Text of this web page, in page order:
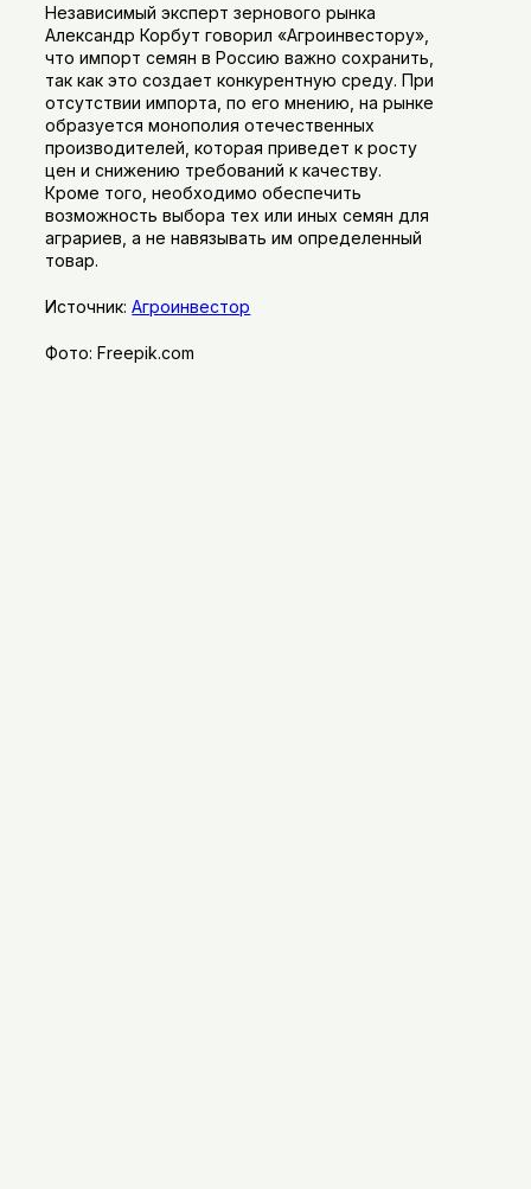
Независимый эксперт зернового рынка
Александр Корбут говорил «Агроинвестору»,
что импорт семян в Россию важно сохранить,
так как это создает конкурентную среду. При
отсутствии импорта, по его мнению, на рынке
образуется монополия отечественных
производителей, которая приведет к росту
цен и снижению требований к качеству.
Кроме того, необходимо обеспечить
возможность выбора тех или иных семян для
аграриев, а не навязывать им определенный
товар.
Источник:Агроинвестор
Фото: Freepik.com